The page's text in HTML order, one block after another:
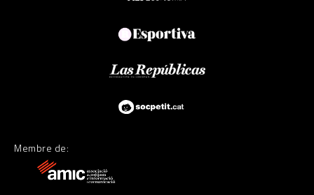
Membre de: